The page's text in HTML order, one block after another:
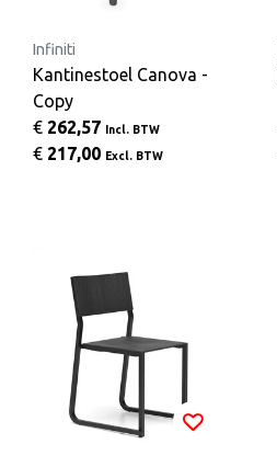
Infiniti
Kantinestoel Canova -
Copy
€ 262,57 Incl. BTW
€ 217,00 Excl. BTW